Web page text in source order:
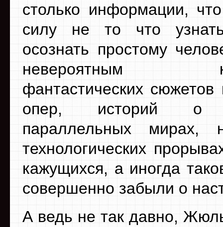
столько информации,
силу не то что
осознать простому
невероятным
фантастических сюжетов
опер, историй о
параллельных мирах,
технологических
кажущихся, а иногда
совершенно забыли о
А ведь не так давно,